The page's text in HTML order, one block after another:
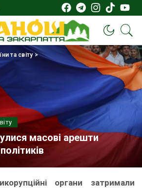
та світу>
масові арешти
органи затримали